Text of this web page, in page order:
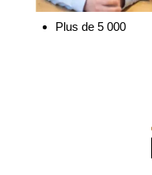
Plus de 5 000